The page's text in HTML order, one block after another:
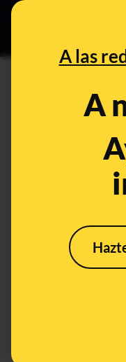
A las
A
¿El
«El
El Supremo